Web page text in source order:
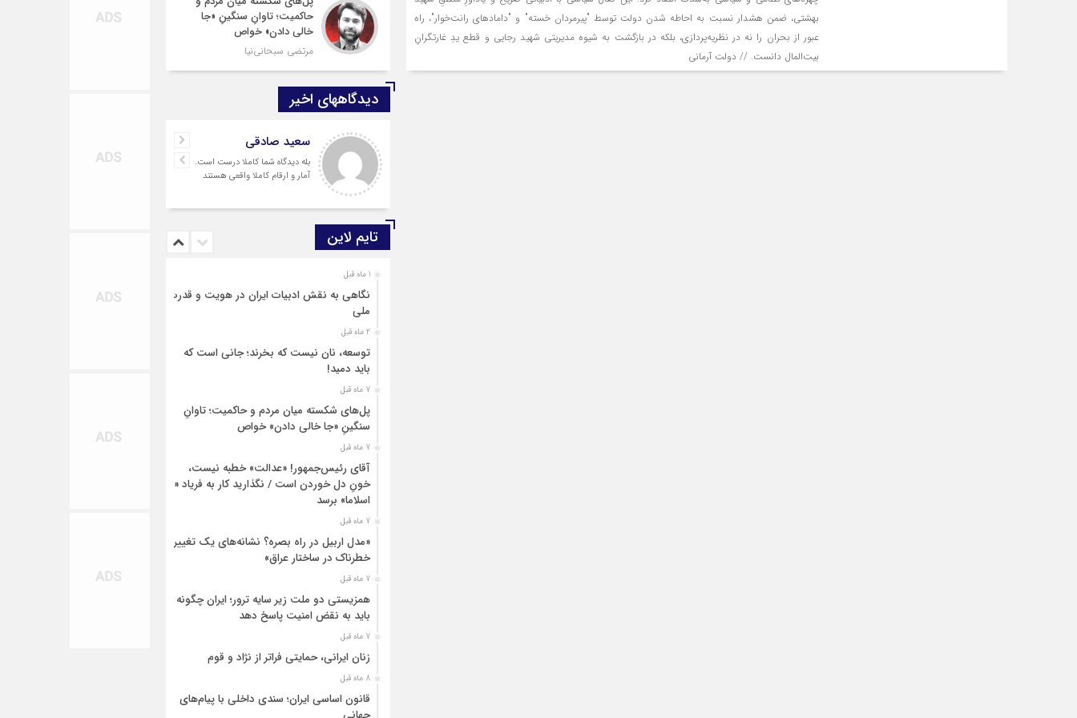
بهشتی، ضمن هشدار نسبت به احاطه شدن دولت توسط "پیرمردان خسته" و "دامادهای رانت‌خوار"، راه
عبور از بحران را نه در نظریه‌پردازی، بلکه در بازگشت به شیوه مدیریتی شهید رجایی و قطع یدِ غارتگرانِ
بیت‌المال دانست. // دولت آرمانی
حاکمیت؛ تاوانِ سنگینِ «جا
خالی دادن» خواص
مرتضی سبحانی‌نیا
دیدگاههای اخیر
به گفته محققان، با انتقال
سعید صادقی
بله دیدگاه شما کاملا درست است.
آمار و ارقام کاملا واقعی هستند
تایم لاین
1 ماه قبل
نگاهی به نقش ادبیات ایران در هویت و قدرت
ملی
2 ماه قبل
توسعه، نان نیست که بخرند؛ جانی است که
باید دمید!
7 ماه قبل
پل‌های شکسته میان مردم و حاکمیت؛ تاوانِ
سنگینِ «جا خالی دادن» خواص
7 ماه قبل
آقای رئیس‌جمهور! «عدالت» خطبه نیست،
خونِ دل خوردن است / نگذارید کار به فریاد «وا
اسلاما» برسد
7 ماه قبل
«مدل اربیل در راه بصره؟ نشانه‌های یک تغییر
خطرناک در ساختار عراق»
7 ماه قبل
همزیستی دو ملت زیر سایه ترور؛ ایران چگونه
باید به نقض امنیت پاسخ دهد
7 ماه قبل
زنان ایرانی، حمایتی فراتر از نژاد و قوم
8 ماه قبل
قانون اساسی ایران؛ سندی داخلی با پیام‌های